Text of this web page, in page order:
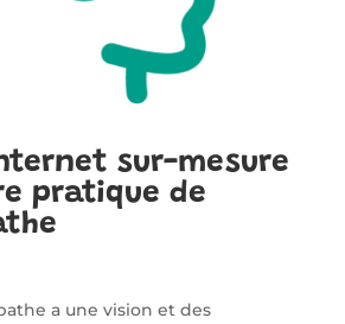
sur-mesure
pratique de
a une vision et des